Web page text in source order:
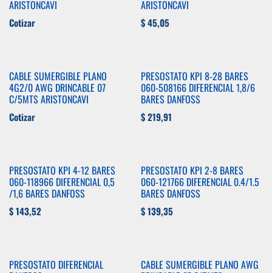
ARISTONCAVI
Cotizar
ARISTONCAVI
$45,05
CABLE SUMERGIBLE PLANO
4G2/0 AWG DRINCABLE 07
C/5MTS ARISTONCAVI
Cotizar
PRESOSTATO KPI 8-28 BARES
060-508166 DIFERENCIAL 1,8/6
BARES DANFOSS
$219,91
PRESOSTATO KPI 4-12 BARES
060-118966 DIFERENCIAL 0,5
/1,6 BARES DANFOSS
$143,52
PRESOSTATO KPI 2-8 BARES
060-121766 DIFERENCIAL 0.4/1.5
BARES DANFOSS
$139,35
PRESOSTATO DIFERENCIAL CABLE SUMERGIBLE PLANO AWG